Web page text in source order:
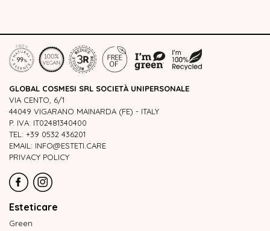
GLOBAL COSMESI SRL SOCIETÀ UNIPERSONALE
VIA CENTO, 6/1
44049 VIGARANO MAINARDA (FE) - ITALY
P. IVA: IT02481340400
TEL: +39 0532 436201
EMAIL: INFO@ESTETI.CARE
PRIVACY POLICY
Esteticare
Green